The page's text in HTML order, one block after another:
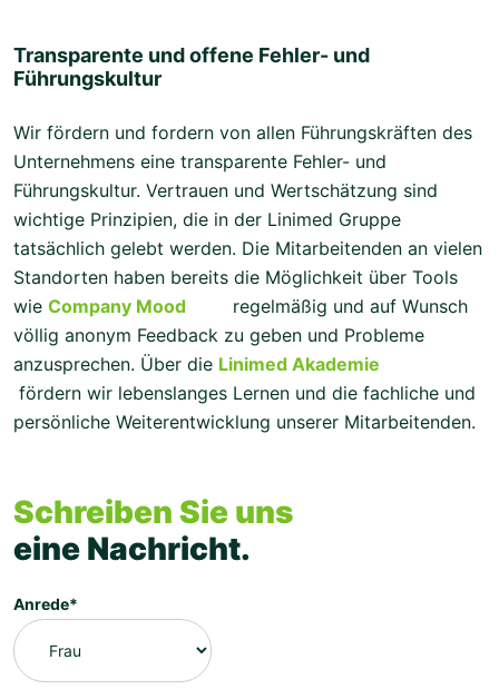
Transparente und offene Fehler- und
Führungskultur
Wir fördern und fordern von allen Führungskräften des
Unternehmens eine transparente Fehler- und
Führungskultur. Vertrauen und Wertschätzung sind
wichtige Prinzipien, die in der Linimed Gruppe
tatsächlich gelebt werden. Die Mitarbeitenden an vielen
Standorten haben bereits die Möglichkeit über Tools
wie Company Mood
regelmäßig und auf Wunsch
völlig anonym Feedback zu geben und Probleme
anzusprechen. Über die Linimed Akademie
fördern wir lebenslanges Lernen und die fachliche und
persönliche Weiterentwicklung unserer Mitarbeitenden.
Schreiben Sie uns
eine Nachricht.
Anrede*